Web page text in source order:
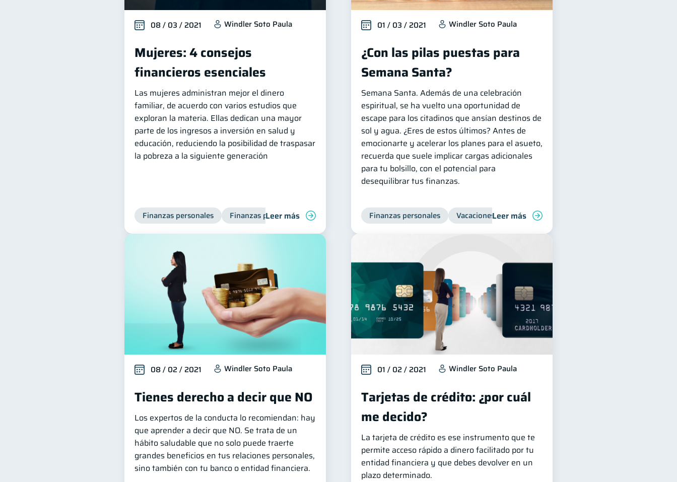
08 / 03 / 2021 Windler Soto Paula
Mujeres: 4 consejos
financieros esenciales
Las mujeres administran mejor el dinero
familiar, de acuerdo con varios estudios que
exploran la materia. Ellas dedican una mayor
parte de los ingresos a inversión en salud y
educación, reduciendo la posibilidad de traspasar
la pobreza a la siguiente generación
Finanzas personales Finanzas para mujeres
Leer más
01 / 03 / 2021 Windler Soto Paula
¿Con las pilas puestas para
Semana Santa?
Semana Santa. Además de una celebración
espiritual, se ha vuelto una oportunidad de
escape para los citadinos que ansían destinos de
sol y agua. ¿Eres de estos últimos? Antes de
emocionarte y acelerar los planes para el asueto,
recuerda que suele implicar cargas adicionales
para tu bolsillo, con el potencial para
desequilibrar tus finanzas.
Finanzas personales Vacaciones Organización Financiera
Leer más
08 / 02 / 2021 Windler Soto Paula
Tienes derecho a decir que NO
Los expertos de la conducta lo recomiendan: hay
que aprender a decir que NO. Se trata de un
hábito saludable que no solo puede traerte
grandes beneficios en tus relaciones personales,
sino también con tu banco o entidad financiera.
01 / 02 / 2021 Windler Soto Paula
Tarjetas de crédito: ¿por cuál
me decido?
La tarjeta de crédito es ese instrumento que te
permite acceso rápido a dinero facilitado por tu
entidad financiera y que debes devolver en un
plazo determinado.